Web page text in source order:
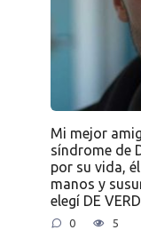
Mi mejor
síndrome de
por su vida,
manos y
elegí DE
0 5